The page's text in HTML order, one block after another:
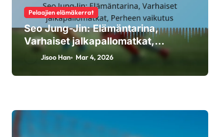
Pelaajien elämäkerrat
Seo Jung-Jin: Elämäntarina,
Varhaiset jalkapallomatkat,
Perheen vaikutus
Jisoo Han Mar 4, 2026